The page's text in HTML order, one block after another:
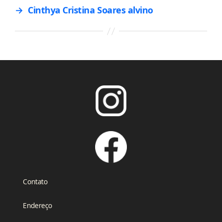
→ Cinthya Cristina Soares alvino
Contato
Endereço